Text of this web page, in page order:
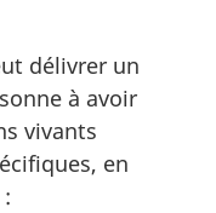
délivrer un
à avoir
vivants
en